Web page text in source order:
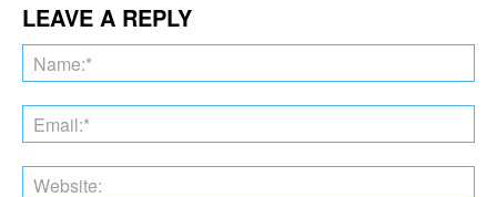
LEAVE A REPLY